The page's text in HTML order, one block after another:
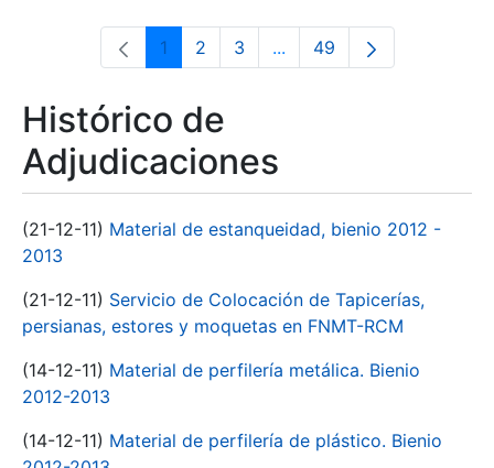
Página
1 Página
2 Página
3 ...Páginas intermedias Use
Página
49
Histórico de
Adjudicaciones
(21-12-11) Material de estanqueidad, bienio 2012 -
2013
(21-12-11) Servicio de Colocación de Tapicerías,
persianas, estores y moquetas en FNMT-RCM
(14-12-11) Material de perfilería metálica. Bienio
2012-2013
(14-12-11) Material de perfilería de plástico. Bienio